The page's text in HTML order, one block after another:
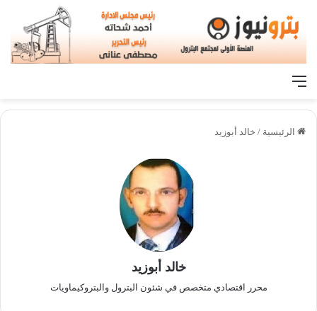
القائمة
الرئيسية / خالد أبوزيد
خالد أبوزيد
محرر اقتصادي متخصص في شئون البترول والبتروكيماويات